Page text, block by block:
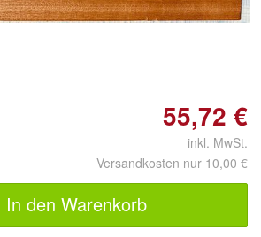
55,72 €
inkl. MwSt.
Versandkosten nur 10,00 €
In den Warenkorb